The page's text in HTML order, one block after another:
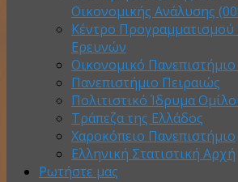
Οικονομικής Ανάλυσης
Κέντρο Προγραμματισμού
Ερευνών
Οικονομικό
Πανεπιστήμιο Πειραιώς
Πολιτιστικό Ίδρυμα
Τράπεζα της Ελλάδος
Χαροκόπειο Πανεπιστήμιο
Ελληνική Στατιστική Αρχή
Ρωτήστε μας